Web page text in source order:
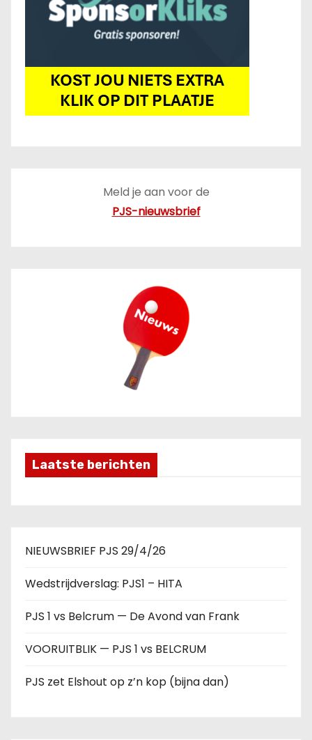
Meld je aan voor de
PJS-nieuwsbrief
Laatste berichten
NIEUWSBRIEF PJS 29/4/26
Wedstrijdverslag: PJS1 – HITA
PJS 1 vs Belcrum — De Avond van Frank
VOORUITBLIK — PJS 1 vs BELCRUM
PJS zet Elshout op z’n kop (bijna dan)